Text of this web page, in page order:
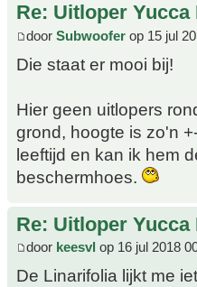
Re: Uitloper
door Subwoofer op 15 jul
Die staat er mooi bij!
Hier geen uitlopers
grond, hoogte is zo'n
leeftijd en kan ik hem
beschermhoes.
Re: Uitloper
door keesvl op 16 jul 2018
De Linarifolia lijkt me